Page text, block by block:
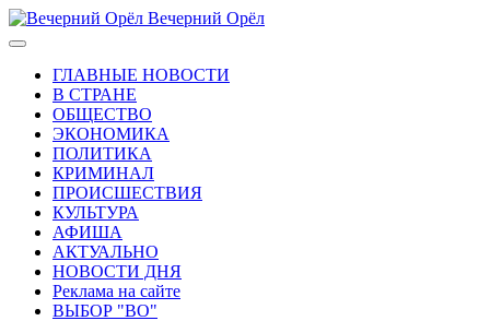
Вечерний Орёл
ГЛАВНЫЕ НОВОСТИ
В СТРАНЕ
ОБЩЕСТВО
ЭКОНОМИКА
ПОЛИТИКА
КРИМИНАЛ
ПРОИСШЕСТВИЯ
КУЛЬТУРА
АФИША
АКТУАЛЬНО
НОВОСТИ ДНЯ
Реклама на сайте
ВЫБОР "ВО"